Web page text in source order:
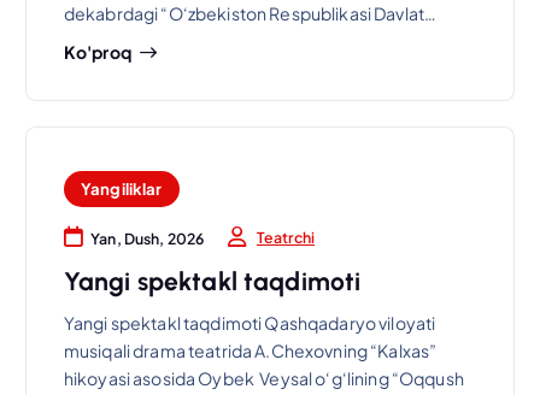
dekabrdagi “O‘zbekiston Respublikasi Davlat…
Ko'proq
Yangiliklar
Yan, Dush, 2026 Teatrchi
Yangi spektakl taqdimoti
Yangi spektakl taqdimoti Qashqadaryo viloyati
musiqali drama teatrida A.Chexovning “Kalxas”
hikoyasi asosida Oybek Veysal o‘g‘lining “Oqqush